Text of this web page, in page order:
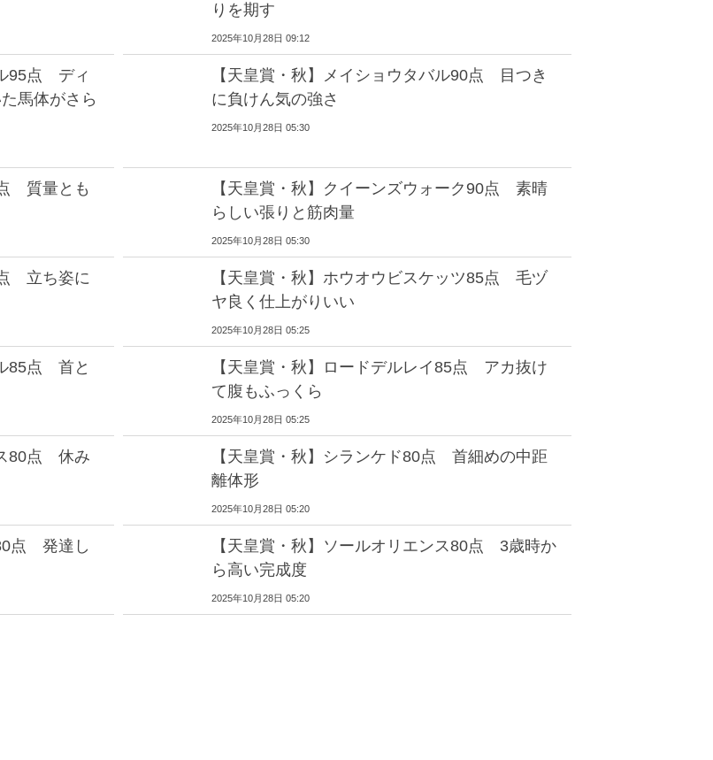
りを期す
2025年10月28日 09:12
95点 ディ
馬体がさら
【天皇賞・秋】メイショウタバル90点 目つき
に負けん気の強さ
2025年10月28日 05:30
質量とも
【天皇賞・秋】クイーンズウォーク90点 素晴
らしい張りと筋肉量
2025年10月28日 05:30
点 立ち姿に
【天皇賞・秋】ホウオウビスケッツ85点 毛ヅ
ヤ良く仕上がりいい
2025年10月28日 05:25
85点 首と
【天皇賞・秋】ロードデルレイ85点 アカ抜け
て腹もふっくら
2025年10月28日 05:25
80点 休み
【天皇賞・秋】シランケド80点 首細めの中距
離体形
2025年10月28日 05:20
点 発達し
【天皇賞・秋】ソールオリエンス80点 3歳時か
ら高い完成度
2025年10月28日 05:20